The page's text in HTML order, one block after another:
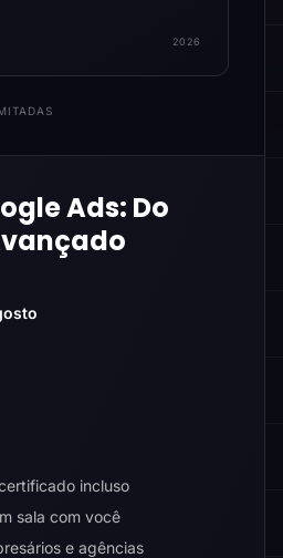
2026
Ads: Do
incluso
sala com você
e agências